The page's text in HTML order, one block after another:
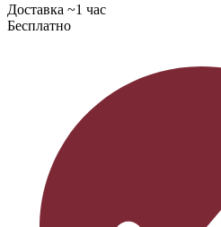
Доставка ~1 час
Бесплатно